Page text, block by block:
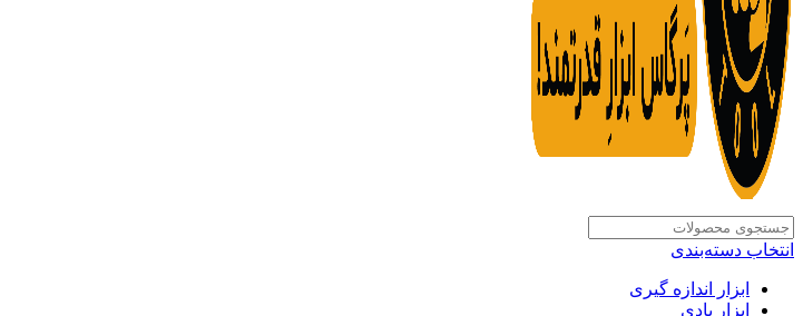
انتخاب دسته‌بندی
ابزار اندازه گیری
ابزار بادی